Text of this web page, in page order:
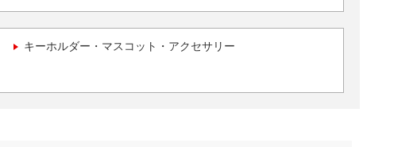
キーホルダー・マスコット・アクセサリー